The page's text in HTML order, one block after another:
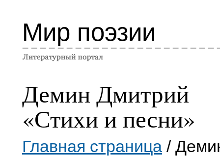
Мир поэзии
Демин Дмитрий
«Стихи и песни»
Главная страница /